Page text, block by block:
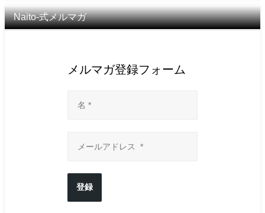
Naito-式メルマガ
メルマガ登録フォーム
登録